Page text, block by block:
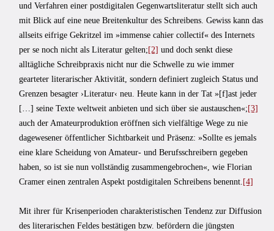
und Verfahren einer postdigitalen Gegenwartsliteratur stellt sich auch
mit Blick auf eine neue Breitenkultur des Schreibens. Gewiss kann das
allseits eifrige Gekritzel im »immense cahier collectif« des Internets
per se noch nicht als Literatur gelten; [2] und doch senkt diese
alltägliche Schreibpraxis nicht nur die Schwelle zu wie immer
gearteter literarischer Aktivität, sondern definiert zugleich Status und
Grenzen besagter ›Literatur‹ neu. Heute kann in der Tat »[f]ast jeder
[…] seine Texte weltweit anbieten und sich über sie austauschen«; [3]
auch der Amateurproduktion eröffnen sich vielfältige Wege zu nie
dagewesener öffentlicher Sichtbarkeit und Präsenz: »Sollte es jemals
eine klare Scheidung von Amateur- und Berufsschreibern gegeben
haben, so ist sie nun vollständig zusammengebrochen«, wie Florian
Cramer einen zentralen Aspekt postdigitalen Schreibens benennt. [4]
Mit ihrer für Krisenperioden charakteristischen Tendenz zur Diffusion
des literarischen Feldes bestätigen bzw. befördern die jüngsten